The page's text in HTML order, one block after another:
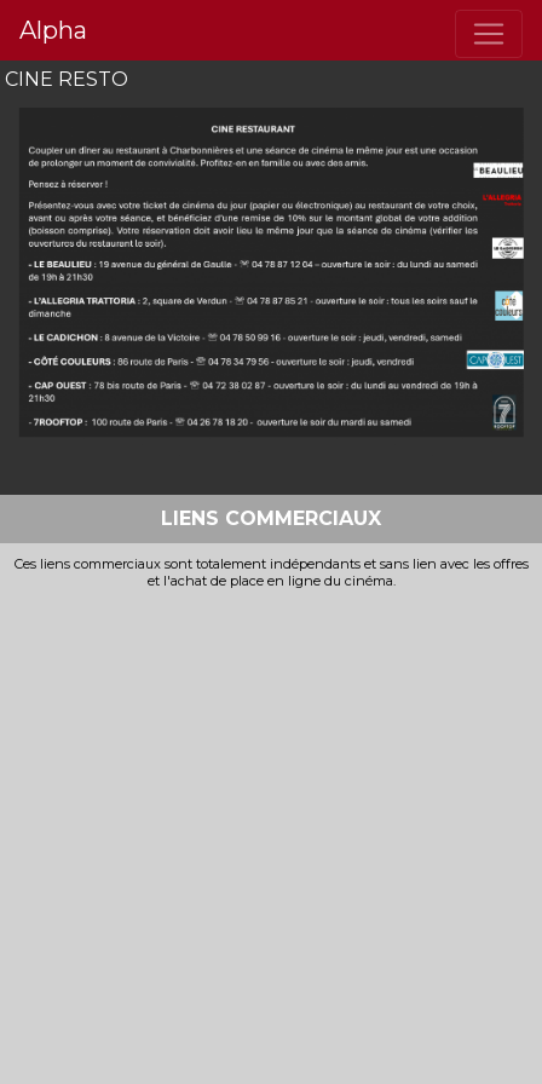
Alpha
CINE RESTO
LIENS COMMERCIAUX
Ces liens commerciaux sont totalement indépendants et sans lien avec les offres
et l'achat de place en ligne du cinéma.